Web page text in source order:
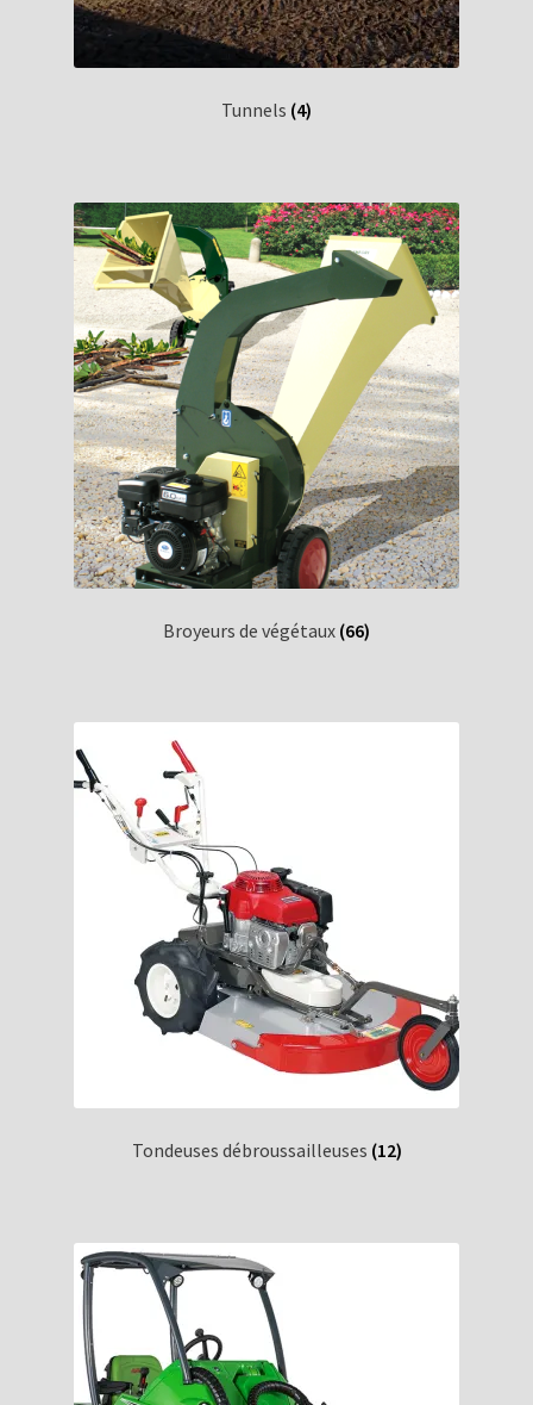
Tunnels (4)
Broyeurs de végétaux (66)
Tondeuses débroussailleuses (12)